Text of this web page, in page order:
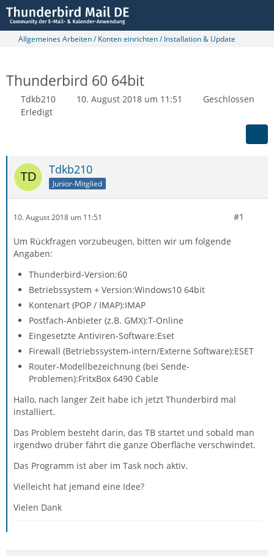
Allgemeines Arbeiten / Konten einrichten / Installation & Update
Thunderbird 60 64bit
Tdkb210 10. August 2018 um 11:51
Geschlossen
Erledigt
Tdkb210
Junior-Mitglied
10. August 2018 um 11:51 #1
Um Rückfragen vorzubeugen, bitten wir um folgende
Angaben:
Thunderbird-Version:60
Betriebssystem + Version:Windows10 64bit
Kontenart (POP / IMAP):IMAP
Postfach-Anbieter (z.B. GMX):T-Online
Eingesetzte Antiviren-Software:Eset
Firewall (Betriebssystem-intern/Externe Software):ESET
Router-Modellbezeichnung (bei Sende-
Problemen):FritxBox 6490 Cable
Hallo, nach langer Zeit habe ich jetzt Thunderbird mal
installiert.
Das Problem besteht darin, das TB startet und sobald man
irgendwo drüber fährt die ganze Oberfläche verschwindet.
Das Programm ist aber im Task noch aktiv.
Vielleicht hat jemand eine Idee?
Vielen Dank